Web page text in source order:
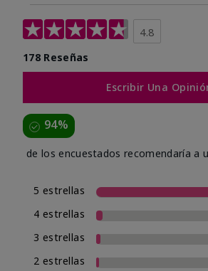
4.8
178 Reseñas
Escribir Una
94%
de los encuestados recomendaría a
5 estrellas
4 estrellas
3 estrellas
2 estrellas